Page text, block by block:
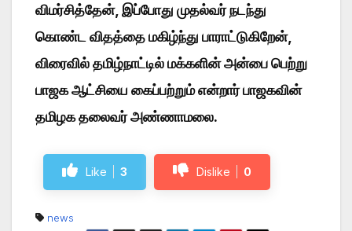
விமர்சித்தேன், இப்போது முதல்வர் நடந்து
கொண்ட விதத்தை மகிழ்ந்து பாராட்டுகிறேன்,
விரைவில் தமிழ்நாட்டில் மக்களின் அன்பை பெற்று
பாஜக ஆட்சியை கைப்பற்றும் என்றார் பாஜகவின்
தமிழக தலைவர் அண்ணாமலை.
Like 3 Dislike 0
news